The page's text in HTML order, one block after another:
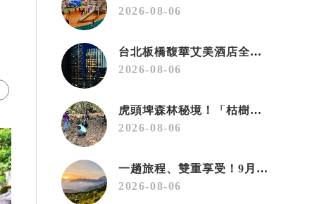
2026-08-06
台北板橋馥華艾美酒店全新開幕 感官藝術策展打造旅居新風格
2026-08-06
虎頭埤森林秘境！「枯樹籬步道」生態復育有成 走進大自然生命教室
2026-08-06
一趟旅程、雙重享受！9月住宿合歡山 順遊奧萬大10元優惠入園
2026-08-06